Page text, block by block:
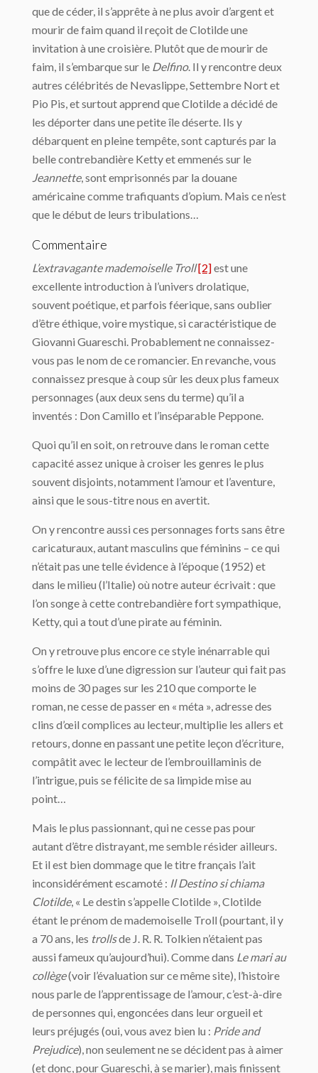
que de céder, il s’apprête à ne plus avoir d’argent et
mourir de faim quand il reçoit de Clotilde une
invitation à une croisière. Plutôt que de mourir de
faim, il s’embarque sur le Delfino. Il y rencontre deux
autres célébrités de Nevaslippe, Settembre Nort et
Pio Pis, et surtout apprend que Clotilde a décidé de
les déporter dans une petite île déserte. Ils y
débarquent en pleine tempête, sont capturés par la
belle contrebandière Ketty et emmenés sur le
Jeannette, sont emprisonnés par la douane
américaine comme trafiquants d’opium. Mais ce n’est
que le début de leurs tribulations…
Commentaire
L’extravagante mademoiselle Troll[2]est une
excellente introduction à l’univers drolatique,
souvent poétique, et parfois féerique, sans oublier
d’être éthique, voire mystique, si caractéristique de
Giovanni Guareschi. Probablement ne connaissez-
vous pas le nom de ce romancier. En revanche, vous
connaissez presque à coup sûr les deux plus fameux
personnages (aux deux sens du terme) qu’il a
inventés : Don Camillo et l’inséparable Peppone.
Quoi qu’il en soit, on retrouve dans le roman cette
capacité assez unique à croiser les genres le plus
souvent disjoints, notamment l’amour et l’aventure,
ainsi que le sous-titre nous en avertit.
On y rencontre aussi ces personnages forts sans être
caricaturaux, autant masculins que féminins – ce qui
n’était pas une telle évidence à l’époque (1952) et
dans le milieu (l’Italie) où notre auteur écrivait : que
l’on songe à cette contrebandière fort sympathique,
Ketty, qui a tout d’une pirate au féminin.
On y retrouve plus encore ce style inénarrable qui
s’offre le luxe d’une digression sur l’auteur qui fait pas
moins de 30 pages sur les 210 que comporte le
roman, ne cesse de passer en « méta », adresse des
clins d’œil complices au lecteur, multiplie les allers et
retours, donne en passant une petite leçon d’écriture,
compâtit avec le lecteur de l’embrouillaminis de
l’intrigue, puis se félicite de sa limpide mise au
point…
Mais le plus passionnant, qui ne cesse pas pour
autant d’être distrayant, me semble résider ailleurs.
Et il est bien dommage que le titre français l’ait
inconsidérément escamoté : Il Destino si chiama
Clotilde, « Le destin s’appelle Clotilde », Clotilde
étant le prénom de mademoiselle Troll (pourtant, il y
a 70 ans, les trollsde J. R. R. Tolkien n’étaient pas
aussi fameux qu’aujourd’hui). Comme dans Le mari au
collège(voir l’évaluation sur ce même site), l’histoire
nous parle de l’apprentissage de l’amour, c’est-à-dire
de personnes qui, engoncées dans leur orgueil et
leurs préjugés (oui, vous avez bien lu : Pride and
Prejudice), non seulement ne se décident pas à aimer
(et donc, pour Guareschi, à se marier), mais finissent